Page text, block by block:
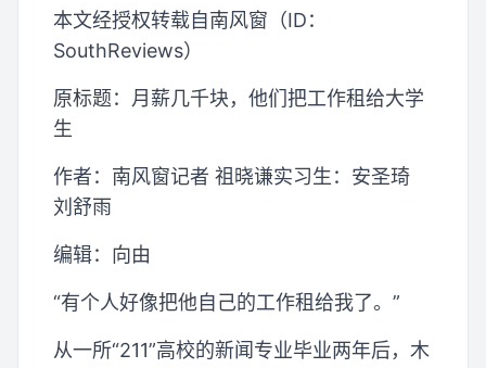
本文经授权转载自南风窗（ID：
SouthReviews）
原标题：月薪几千块，他们把工作租给大学
生
作者：南风窗记者 祖晓谦实习生：安圣琦
刘舒雨
编辑：向由
“有个人好像把他自己的工作租给我了。”
从一所“211”高校的新闻专业毕业两年后，木